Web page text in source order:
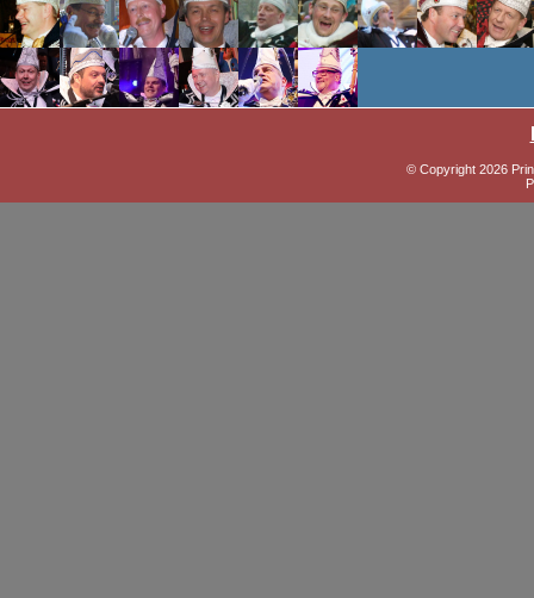
© Copyright 2026